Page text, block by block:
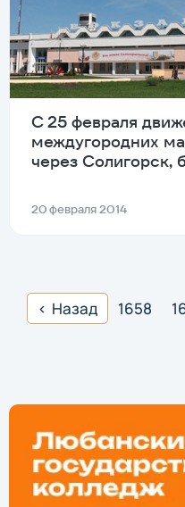
С 25 февраля
междугородних
через Солигорск,
20 февраля 2014
Назад 1658